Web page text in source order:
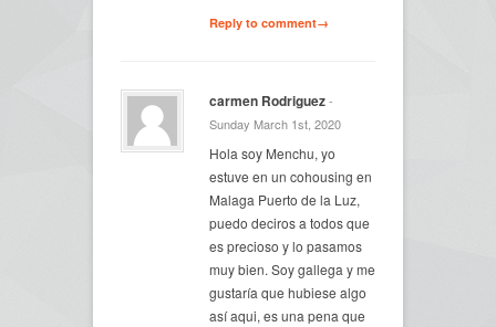
Reply to comment→
carmen Rodriguez-
Sunday March 1st, 2020
Hola soy Menchu, yo
estuve en un cohousing en
Malaga Puerto de la Luz,
puedo deciros a todos que
es precioso y lo pasamos
muy bien. Soy gallega y me
gustaría que hubiese algo
así aqui, es una pena que